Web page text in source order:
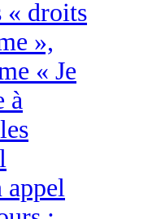
« droits
»,
« Je
à
appel